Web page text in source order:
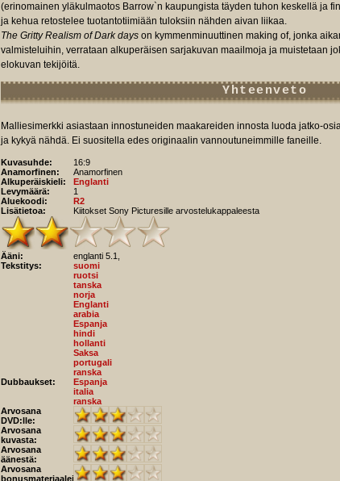
(erinomainen yläkulmaotos Barrow`n kaupungista täyden tuhon keskellä ja
ja kehua retostelee tuotantotiimiään tuloksiin nähden aivan liikaa.
The Gritty Realism of Dark days on kymmenminuuttinen making of, jonka
valmisteluihin, verrataan alkuperäisen sarjakuvan maailmoja ja muistetaan
elokuvan tekijöitä.
Yhteenveto
Malliesimerkki asiastaan innostuneiden maakareiden innosta luoda jatko-
ja kykyä nähdä. Ei suositella edes originaalin vannoutuneimmille faneille.
Kuvasuhde:
16:9
Anamorfinen:
Anamorfinen
Alkuperäiskieli:
Englanti
Levymäärä:
1
Aluekoodi:
R2
Lisätietoa:
Kiitokset Sony Picturesille arvostelukappaleesta
Ääni:
englanti 5.1,
Tekstitys:
suomi
ruotsi
tanska
norja
Englanti
arabia
Espanja
hindi
hollanti
Saksa
portugali
ranska
Dubbaukset:
Espanja
italia
ranska
Arvosana
DVD:lle:
Arvosana
kuvasta:
Arvosana
äänestä:
Arvosana
bonusmateriaaleista: